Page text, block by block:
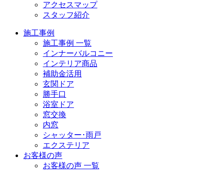
アクセスマップ
スタッフ紹介
施工事例
施工事例 一覧
インナーバルコニー
インテリア商品
補助金活用
玄関ドア
勝手口
浴室ドア
窓交換
内窓
シャッター･雨戸
エクステリア
お客様の声
お客様の声 一覧